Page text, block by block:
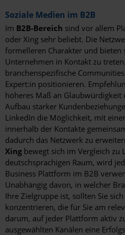
Soziale Medien im B2B
Im B2B-Bereich sind vor allem
oder Xing sehr beliebt. Die
formelleren Charakter und bieten
Unternehmen in Kontakt zu
branchenspezifische
Expert:in positionieren.
höheres Maß an
Aufbau starker
LinkedIn die Möglichkeit, mit
innerhalb der Kontakte
dadurch das Netzwerk zu
Xing bewegt sich im Vergleich zu
deutschsprachigen Raum, wird
Business Plattform im B2B
Unabhängig davon, in welcher
Ihre Zielgruppe ist, sollten Sie
konzentrieren, die für Sie am
darum, auf jeder Plattform aktiv
ausgewählten Kanälen eine